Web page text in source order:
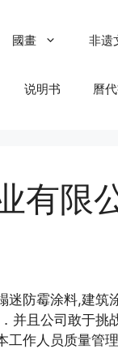
國畫 非遗
说明书 曆
有限
防霉涂料,建筑
并且公司敢于挑
作人员质量管